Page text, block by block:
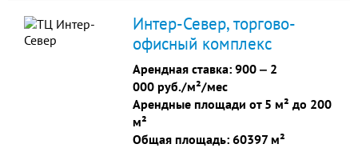
стиле «поп-арт». В центре
располагается множество
магазинов различного
ассортимента - от модной одежды
и обуви до товаров для дома и
спорта. Основной якорный
арендатор — супермаркет "ОХОТА
Интер-Север, торгово-
офисный комплекс
Арендная ставка: 900 ‒ 2
000 руб./м²/мес
Арендные площади от 5 м² до 200
м²
Общая площадь: 60397 м²